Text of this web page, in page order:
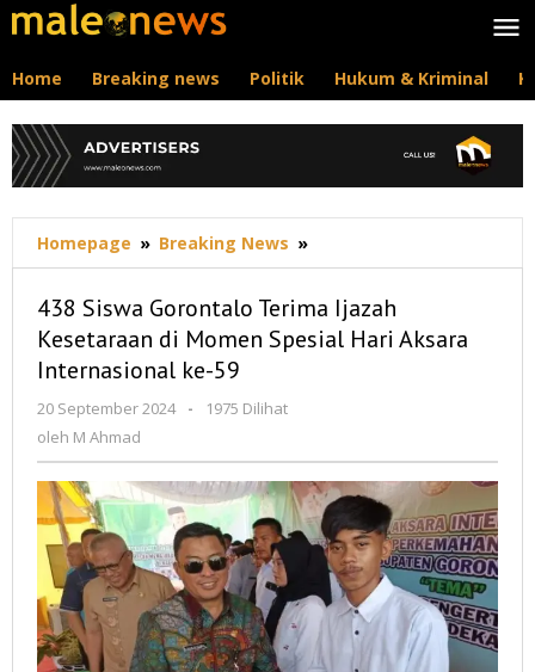
Lewati
ke
Home Breaking news Politik Hukum & Kriminal
Homepage » Breaking News »
Siswa
Terima
Ijazah
Hari
Aksara
Internasional
ke-
59
438 Siswa Gorontalo Terima Ijazah
Kesetaraan di Momen Spesial Hari Aksara
Internasional ke-59
20 September 2024
oleh
-
1975 Dilihat
oleh M Ahmad